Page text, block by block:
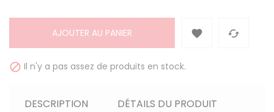
AJOUTER AU PANIER  
 Il n'y a pas assez de produits en stock.
DESCRIPTION DÉTAILS DU PRODUIT